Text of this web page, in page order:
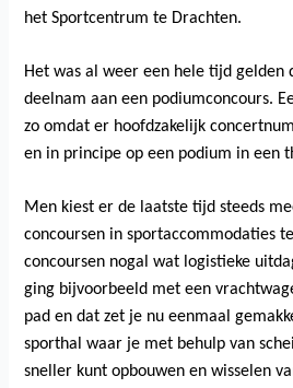
het Sportcentrum te Drachten.
Het was al weer een hele tijd gelden
deelnam aan een podiumconcours.
zo omdat er hoofdzakelijk
en in principe op een podium in een
Men kiest er de laatste tijd steeds
concoursen in sportaccommodaties
concoursen nogal wat logistieke
ging bijvoorbeeld met een
pad en dat zet je nu eenmaal
sporthal waar je met behulp van
sneller kunt opbouwen en wisselen